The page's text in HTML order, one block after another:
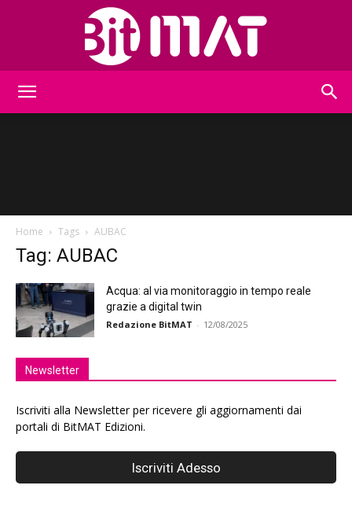
Home Tags AUBAC
Tag: AUBAC
Acqua: al via monitoraggio in tempo reale
grazie a digital twin
Redazione BitMAT - 12/08/2025
Newsletter
Iscriviti alla Newsletter per ricevere gli aggiornamenti dai
portali di BitMAT Edizioni.